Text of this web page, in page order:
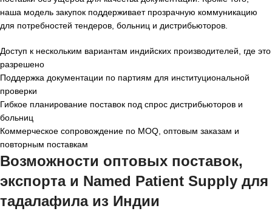
наша модель закупок поддерживает прозрачную коммуникацию
для потребностей тендеров, больниц и дистрибьюторов.
Доступ к нескольким вариантам индийских производителей, где это
разрешено
Поддержка документации по партиям для институциональной
проверки
Гибкое планирование поставок под спрос дистрибьюторов и
больниц
Коммерческое сопровождение по MOQ, оптовым заказам и
повторным поставкам
Возможности оптовых поставок,
экспорта и Named Patient Supply для
тадалафила из Индии